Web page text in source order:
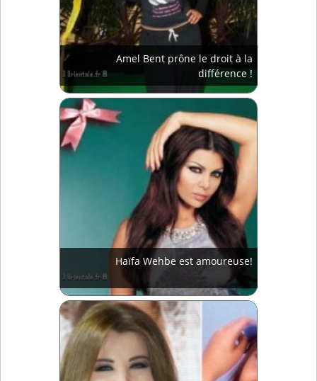
Amel Bent prône le droit à la
différence !
Haïfa Wehbe est amoureuse!